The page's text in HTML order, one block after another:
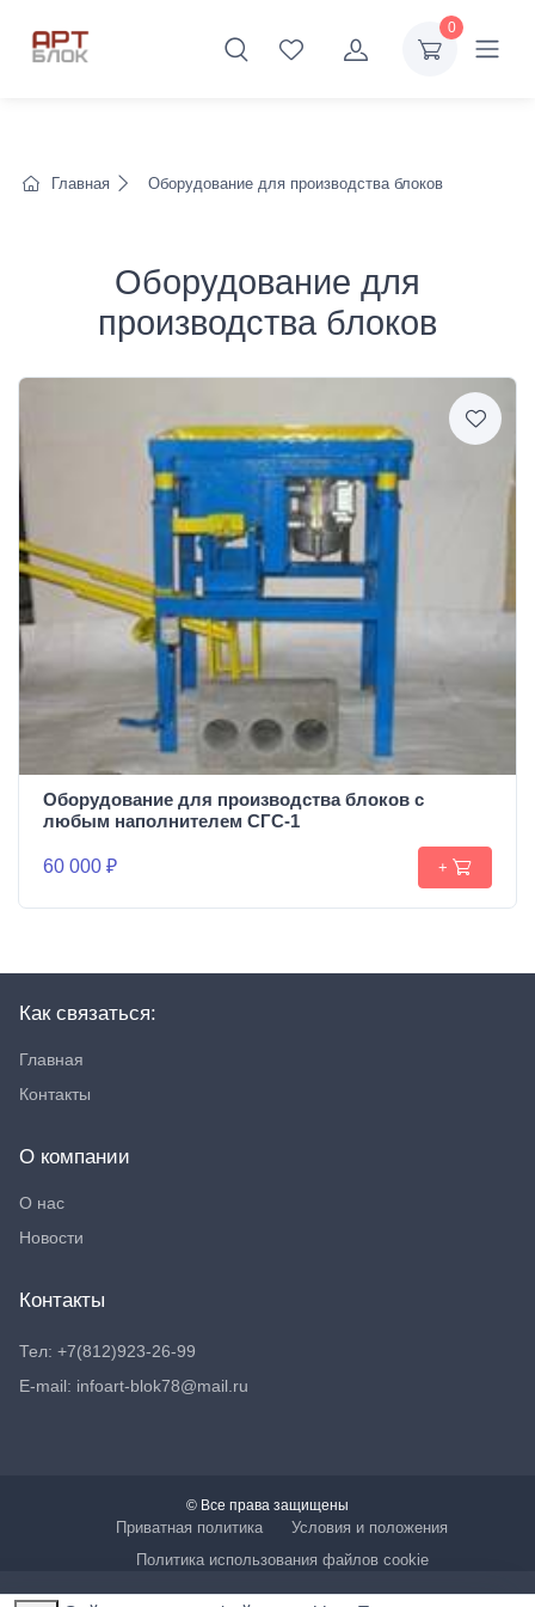
0
Главная Оборудование для производства блоков
Оборудование для
производства блоков
Оборудование для производства блоков c
любым наполнителем СГС-1
60 000 ₽ +
Как связаться:
Главная
Контакты
О компании
О нас
Новости
Контакты
Тел: +7(812)923-26-99
E-mail: infoart-blok78@mail.ru
© Все права защищены
Приватная политика
Условия и положения
Политика использования файлов cookie